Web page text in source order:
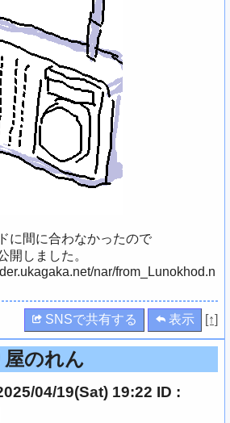
に間に合わなかったので
開しました。
nar/from_Lunokhod.n
SNSで共有する 表示 [↑]
屋のれん
04/19(Sat) 19:22 ID :